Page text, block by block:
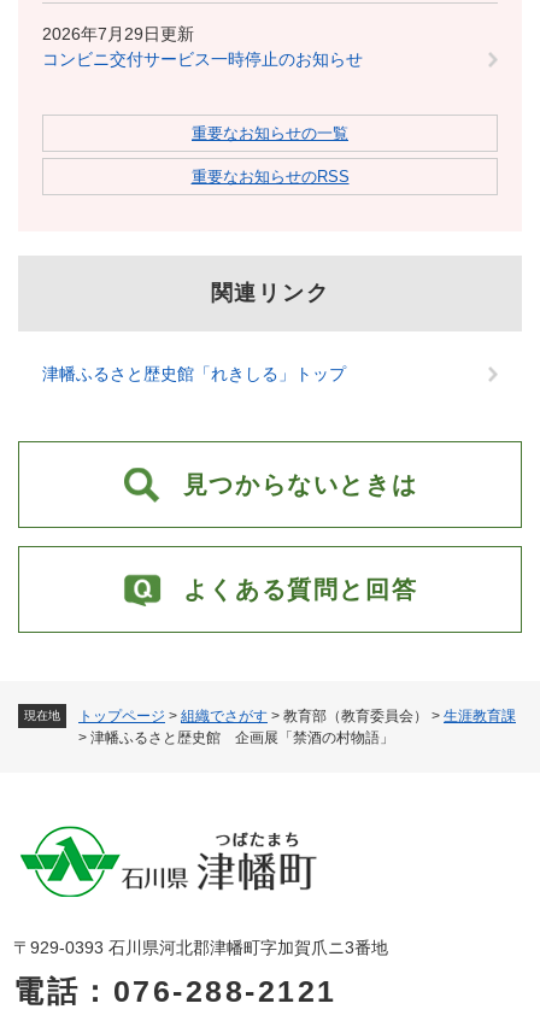
現在地 トップページ > 組織でさがす > 教育部（教育委員会） > 生涯教育課
> 津幡ふるさと歴史館 企画展「禁酒の村物語」
2026年7月29日更新
コンビニ交付サービス一時停止のお知らせ
重要なお知らせの一覧
重要なお知らせのRSS
関連リンク
津幡ふるさと歴史館「れきしる」トップ
見つからないときは
よくある質問と回答
〒929-0393 石川県河北郡津幡町字加賀爪ニ3番地
電話：076-288-2121